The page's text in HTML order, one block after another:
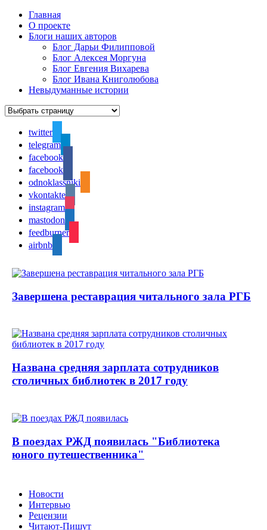
Главная
О проекте
Блоги наших авторов
Блог Дарьи Филипповой
Блог Алексея Моргуна
Блог Евгения Вихарева
Блог Ивана Книголюбова
Невыдуманные истории
twitter
telegram
facebook
facebook
odnoklassniki
vkontakte
instagram
mastodon
feedburner
airbnb
Завершена реставрация читального зала РГБ
Названа средняя зарплата сотрудников
столичных библиотек в 2017 году
В поездах РЖД появилась "Библиотека
юного путешественника"
Новости
Интервью
Рецензии
Читают-Пишут